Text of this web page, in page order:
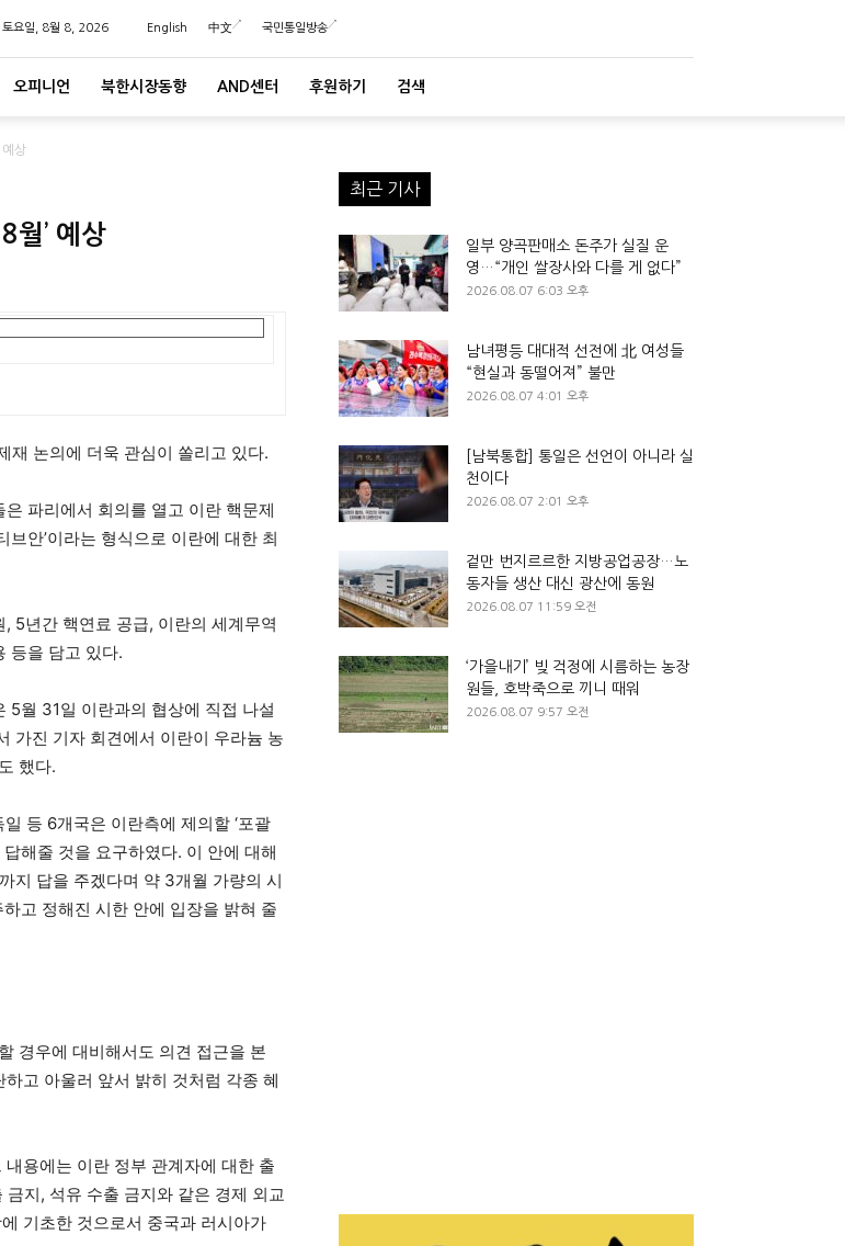
토요일, 8월 8, 2026 English 中文 국민통일방송
오피니언 북한시장동향 AND센터 후원하기 검색
상
월’ 예상
재 논의에 더욱 관심이 쏠리고 있다.
파리에서 회의를 열고 이란 핵문제
안’이라는 형식으로 이란에 대한 최
5년간 핵연료 공급, 이란의 세계무역
등을 담고 있다.
5월 31일 이란과의 협상에 직접 나설
가진 기자 회견에서 이란이 우라늄 농
했다.
등 6개국은 이란측에 제의할 ‘포괄
해줄 것을 요구하였다. 이 안에 대해
지 답을 주겠다며 약 3개월 가량의 시
고 정해진 시한 안에 입장을 밝혀 줄
경우에 대비해서도 의견 접근을 본
고 아울러 앞서 밝히 것처럼 각종 혜
용에는 이란 정부 관계자에 대한 출
지, 석유 수출 금지와 같은 경제 외교
기초한 것으로서 중국과 러시아가
최근 기사
일부 양곡판매소 돈주가 실질 운
영…“개인 쌀장사와 다를 게 없다”
2026.08.07 6:03 오후
남녀평등 대대적 선전에 北 여성들
“현실과 동떨어져” 불만
2026.08.07 4:01 오후
[남북통합] 통일은 선언이 아니라 실
천이다
2026.08.07 2:01 오후
겉만 번지르르한 지방공업공장…노
동자들 생산 대신 광산에 동원
2026.08.07 11:59 오전
‘가을내기’ 빚 걱정에 시름하는 농장
원들, 호박죽으로 끼니 때워
2026.08.07 9:57 오전